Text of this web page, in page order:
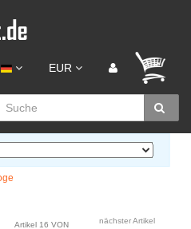
EUR
Artikel 16 VON nächster Artikel